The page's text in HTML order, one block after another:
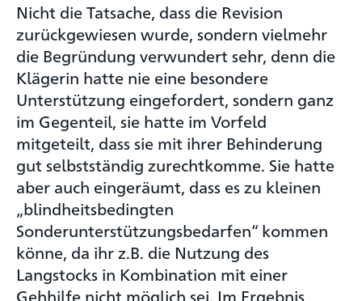
Nicht die Tatsache, dass die Revision
zurückgewiesen wurde, sondern vielmehr
die Begründung verwundert sehr, denn die
Klägerin hatte nie eine besondere
Unterstützung eingefordert, sondern ganz
im Gegenteil, sie hatte im Vorfeld
mitgeteilt, dass sie mit ihrer Behinderung
gut selbstständig zurechtkomme. Sie hatte
aber auch eingeräumt, dass es zu kleinen
„blindheitsbedingten
Sonderunterstützungsbedarfen“ kommen
könne, da ihr z.B. die Nutzung des
Langstocks in Kombination mit einer
Gehhilfe nicht möglich sei. Im Ergebnis